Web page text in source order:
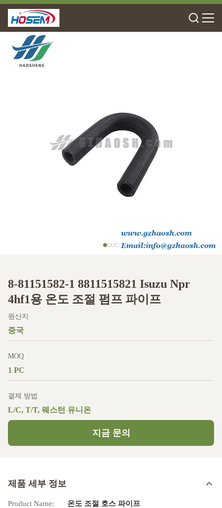
8-81151582-1 8811515821 Isuzu Npr
4hf1용 온도 조절 펌프 파이프
원산지
중국
MOQ
1 PC
결제 방법
L/C, T/T, 웨스턴 유니온
지금 문의
제품 세부 정보
Product Name:
온도 조절 호스 파이프